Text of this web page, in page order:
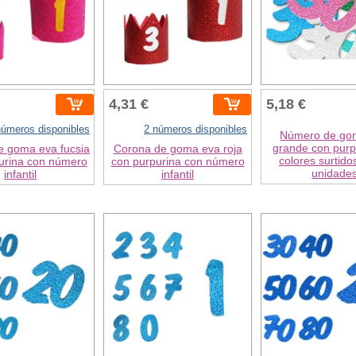
disponibles
goma eva fucsia
con número
infantil
4,31 €
2 números disponibles
Corona de goma eva roja
con purpurina con número
infantil
5,18 €
Número de
grande con
colores